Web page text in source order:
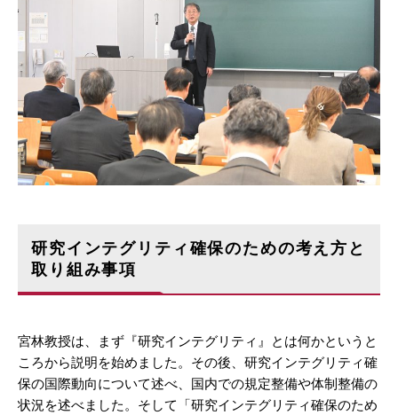
研究インテグリティ確保のための考え方と
取り組み事項
宮林教授は、まず『研究インテグリティ』とは何かというと
ころから説明を始めました。その後、研究インテグリティ確
保の国際動向について述べ、国内での規定整備や体制整備の
状況を述べました。そして「研究インテグリティ確保のため